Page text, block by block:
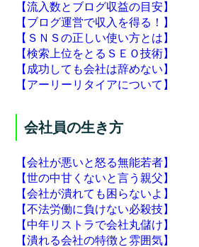
【流入数とブログ収益の目安】
【ブログ運営で収入を得る！】
【ＳＮＳの正しい使い方とは】
【検索上位をとるＳＥＯ技術】
【成功しても会社は辞めない】
【アーリーリタイアについて】
会社員の生き方
【会社が悪いと怒る無能若者】
【世の中甘くないと言う親父】
【会社が潰れても困らないよ】
【不法労働に負けない必殺技】
【中年リストラで会社丸儲け】
【潰れる会社の特徴と雰囲気】